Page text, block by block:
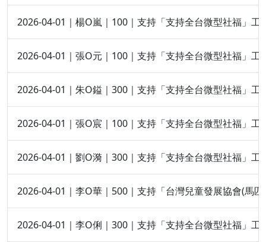
2026-04-01｜楊O嵐｜100｜支持「支持全台微型社福」工
2026-04-01｜張O元｜100｜支持「支持全台微型社福」工
2026-04-01｜朱O鎰｜300｜支持「支持全台微型社福」工
2026-04-01｜張O宸｜100｜支持「支持全台微型社福」工
2026-04-01｜劉O漪｜300｜支持「支持全台微型社福」工
2026-04-01｜李O華｜500｜支持「台灣兒童發展協會(馬
2026-04-01｜李O俐｜300｜支持「支持全台微型社福」工